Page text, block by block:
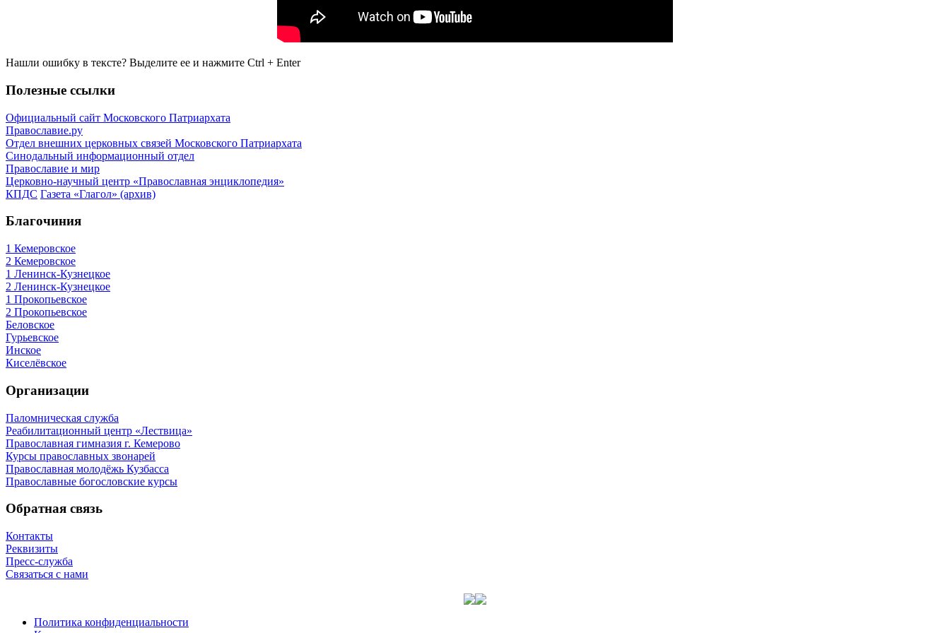
Нашли ошибку в тексте? Выделите ее и нажмите Ctrl + Enter
Полезные ссылки
Официальный сайт Московского Патриархата
Православие.ру
Отдел внешних церковных связей Московского Патриархата
Синодальный информационный отдел
Православие и мир
Церковно-научный центр «Православная энциклопедия»
КПДС Газета «Глагол» (архив)
Благочиния
1 Кемеровское
2 Кемеровское
1 Ленинск-Кузнецкое
2 Ленинск-Кузнецкое
1 Прокопьевское
2 Прокопьевское
Беловское
Гурьевское
Инское
Киселёвское
Организации
Паломническая служба
Реабилитационный центр «Лествица»
Православная гимназия г. Кемерово
Курсы православных звонарей
Православная молодёжь Кузбасса
Православные богословские курсы
Обратная связь
Контакты
Реквизиты
Пресс-служба
Связаться с нами
Политика конфиденциальности